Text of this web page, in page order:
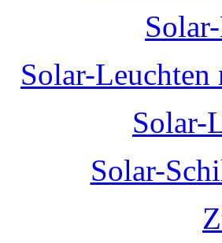
Solar-Leuchten
Solar-
Solar-